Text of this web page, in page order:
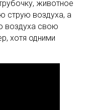
животное
струю воздуха, а
воздуха свою
хотя одними